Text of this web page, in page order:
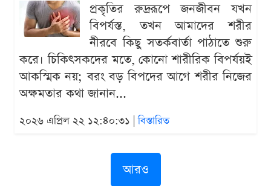
প্রকৃতির রুদ্ররূপে জনজীবন যখন
বিপর্যস্ত, তখন আমাদের শরীর
নীরবে কিছু সতর্কবার্তা পাঠাতে শুরু
করে। চিকিৎসকদের মতে, কোনো শারীরিক বিপর্যয়ই
আকস্মিক নয়; বরং বড় বিপদের আগে শরীর নিজের
অক্ষমতার কথা জানান...
২০২৬ এপ্রিল ২২ ১২:৪০:৩১ |বিস্তারিত
আরও